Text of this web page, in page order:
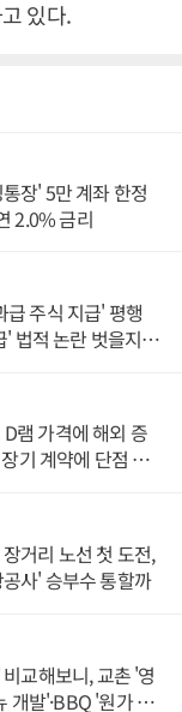
있다.
장' 5만 계좌 한정
2.0% 금리
주식 지급' 평행
법적 논란 벗을지 주
램 가격에 해외 증
기 계약에 단점 부
거리 노선 첫 도전,
사' 승부수 통할까
교해보니, 교촌 '영
개발'·BBQ '원가 부